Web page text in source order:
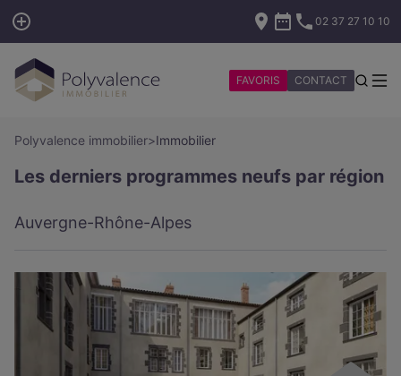
02 37 27 10 10
FAVORIS CONTACT
Polyvalence immobilier>Immobilier
Les derniers programmes neufs par région
Auvergne-Rhône-Alpes